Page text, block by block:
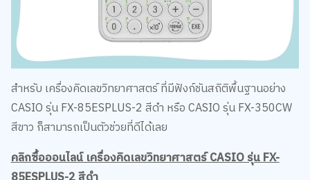
สำหรับ เครื่องคิดเลขวิทยาศาสตร์ ที่มีฟังก์ชันสถิติพื้นฐานอย่าง
CASIO รุ่น FX-85ESPLUS-2 สีดำ หรือ CASIO รุ่น FX-350CW
สีขาว ก็สามารถเป็นตัวช่วยที่ดีได้เลย
85ESPLUS-2 สีดำ